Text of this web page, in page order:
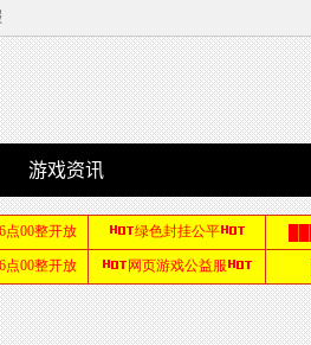
游戏资讯